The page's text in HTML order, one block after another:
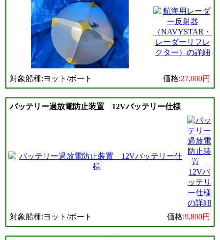
対象船種:ヨット/ボート 価格:27,000円
バッテリー過放電防止装置 12Vバッテリー仕様
対象船種:ヨット/ボート 価格:9,800円